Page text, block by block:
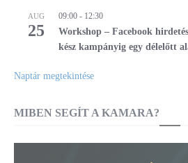
AUG
25
09:00 - 12:30
Workshop – Facebook
kész kampányig egy délelőtt
Naptár megtekintése
MIBEN SEGÍT A KAMARA?